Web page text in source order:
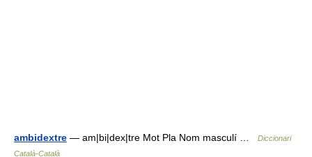
ambidextre — am|bi|dex|tre Mot Pla Nom masculí …
Diccionari
Català-Català